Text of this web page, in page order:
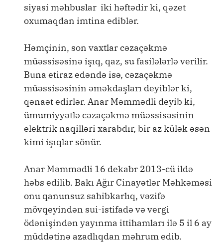
siyasi məhbuslar iki həftədir ki, qəzet
oxumaqdan imtina ediblər.
Həmçinin, son vaxtlar cəzaçəkmə
müəssisəsinə işıq, qaz, su fasilələrlə verilir.
Buna etiraz edəndə isə, cəzaçəkmə
müəssisəsinin əməkdaşları deyiblər ki,
qənaət edirlər. Anar Məmmədli deyib ki,
ümumiyyətlə cəzaçəkmə müəssisəsinin
elektrik naqilləri xarabdır, bir az külək əsən
kimi işıqlar sönür.
Anar Məmmədli 16 dekabr 2013-cü ildə
həbs edilib. Bakı Ağır Cinayətlər Məhkəməsi
onu qanunsuz sahibkarlıq, vəzifə
mövqeyindən sui-istifadə və vergi
ödənişindən yayınma ittihamları ilə 5 il 6 ay
müddətinə azadlıqdan məhrum edib.